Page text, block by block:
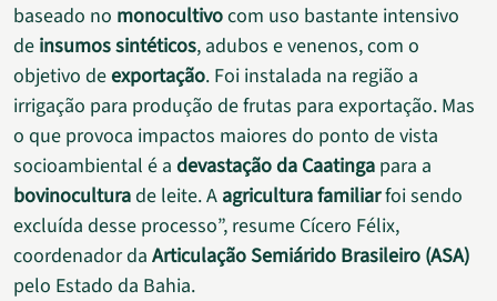
baseado no monocultivocom uso bastante intensivo
de insumos sintéticos, adubos e venenos, com o
objetivo deexportação. Foi instalada na região a
irrigação para produção de frutas para exportação. Mas
o que provoca impactos maiores do ponto de vista
socioambiental é a devastação da Caatinga para a
bovinoculturade leite. A agricultura familiarfoi sendo
excluída desse processo”, resume Cícero Félix,
coordenador da Articulação Semiárido Brasileiro (ASA)
pelo Estado da Bahia.